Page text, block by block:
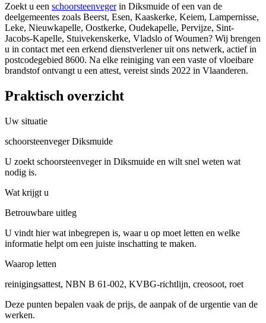
Zoekt u een schoorsteenvegerin Diksmuide of een van de
deelgemeentes zoals Beerst, Esen, Kaaskerke, Keiem, Lampernisse,
Leke, Nieuwkapelle, Oostkerke, Oudekapelle, Pervijze, Sint-
Jacobs-Kapelle, Stuivekenskerke, Vladslo of Woumen? Wij brengen
u in contact met een erkend dienstverlener uit ons netwerk, actief in
postcodegebied 8600. Na elke reiniging van een vaste of vloeibare
brandstof ontvangt u een attest, vereist sinds 2022 in Vlaanderen.
Praktisch overzicht
Uw situatie
schoorsteenveger Diksmuide
U zoekt schoorsteenveger in Diksmuide en wilt snel weten wat
nodig is.
Wat krijgt u
Betrouwbare uitleg
U vindt hier wat inbegrepen is, waar u op moet letten en welke
informatie helpt om een juiste inschatting te maken.
Waarop letten
reinigingsattest, NBN B 61-002, KVBG-richtlijn, creosoot, roet
Deze punten bepalen vaak de prijs, de aanpak of de urgentie van de
werken.